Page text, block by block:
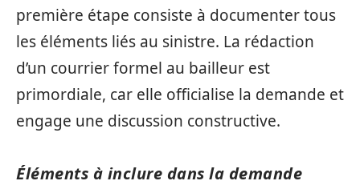
première étape consiste à documenter tous
les éléments liés au sinistre. La rédaction
d’un courrier formel au bailleur est
primordiale, car elle officialise la demande et
engage une discussion constructive.
Éléments à inclure dans la demande